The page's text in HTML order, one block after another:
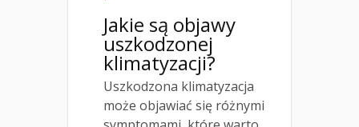
Jakie są objawy
uszkodzonej
klimatyzacji?
Uszkodzona klimatyzacja
może objawiać się różnymi